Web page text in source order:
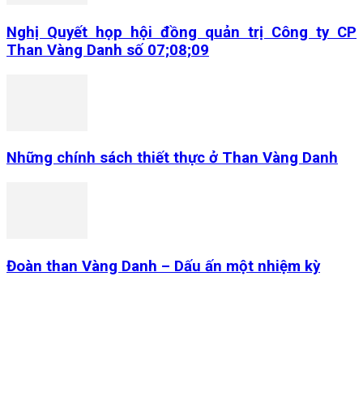
Nghị Quyết họp hội đồng quản trị Công ty CP
Than Vàng Danh số 07;08;09
Những chính sách thiết thực ở Than Vàng Danh
Đoàn than Vàng Danh – Dấu ấn một nhiệm kỳ